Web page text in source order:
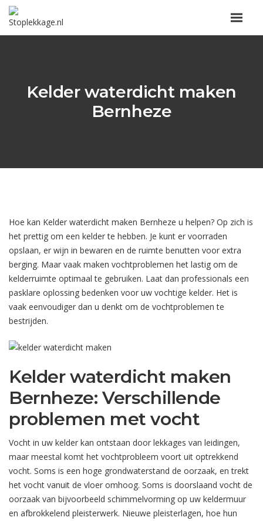
Kelder waterdicht maken
Bernheze
Hoe kan Kelder waterdicht maken Bernheze u helpen? Op zich is
het prettig om een kelder te hebben. Je kunt er voorraden
opslaan, er wijn in bewaren en de ruimte benutten voor extra
berging. Maar vaak maken vochtproblemen het lastig om de
kelderruimte optimaal te gebruiken. Laat dan professionals een
pasklare oplossing bedenken voor uw vochtige kelder. Het is
vaak eenvoudiger dan u denkt om de vochtproblemen te
bestrijden.
Kelder waterdicht maken
Bernheze: Verschillende
problemen met vocht
Vocht in uw kelder kan ontstaan door lekkages van leidingen,
maar meestal komt het vochtprobleem voort uit optrekkend
vocht. Soms is een hoge grondwaterstand de oorzaak, en trekt
het vocht vanuit de vloer omhoog. Soms is doorslaand vocht de
oorzaak van bijvoorbeeld schimmelvorming op uw keldermuur
en afbrokkelend pleisterwerk. Nieuwe pleisterlagen, hoe hun